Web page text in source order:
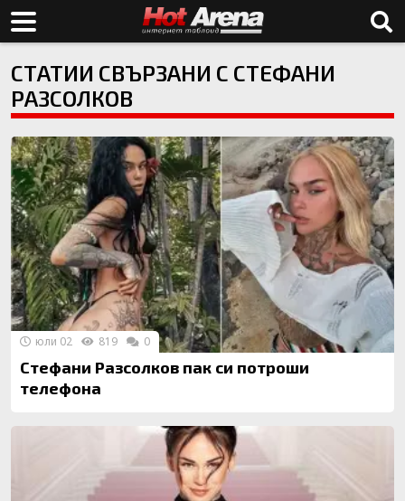
СТАТИИ СВЪРЗАНИ С СТЕФАНИ
РАЗСОЛКОВ
Стефани Разсолков пак си потроши
телефона
юли 02 819 0